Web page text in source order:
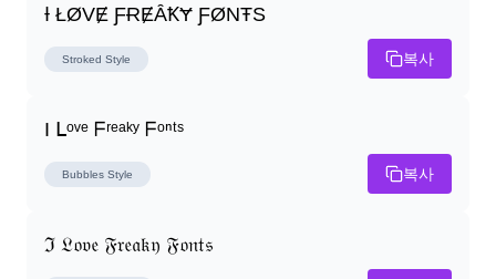
Ɨ ŁØVɆ ƑɌɆȂꝀɎ ƑØNŦS
Stroked Style 복사
I ᒪᵒᵛᵉ ᖴʳᵉᵃᵏʸ ᖴᵒⁿᵗˢ
Bubbles Style 복사
ℑ 𝔏𝔬𝔳𝔢 𝔉𝔯𝔢𝔞𝔨𝔶 𝔉𝔬𝔫𝔱𝔰